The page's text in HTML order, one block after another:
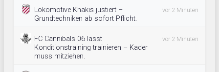
Lokomotive Khakis justiert –
Grundtechniken ab sofort Pflicht.
vor 2 Minuten
FC Cannibals 06 lässt
Konditionstraining trainieren – Kader
muss mitziehen.
vor 2 Minuten